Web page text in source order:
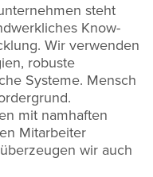
steht
Know-
Wir verwenden
robuste
Systeme. Mensch
mit namhaften
Mitarbeiter
wir auch